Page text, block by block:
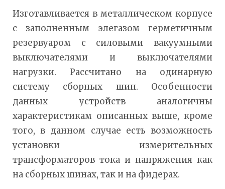
Изготавливается в металлическом корпусе
с заполненным элегазом герметичным
резервуаром с силовыми вакуумными
выключателями и выключателями
нагрузки. Рассчитано на одинарную
систему сборных шин. Особенности
данных устройств аналогичны
характеристикам описанных выше, кроме
того, в данном случае есть возможность
установки измерительных
трансформаторов тока и напряжения как
на сборных шинах, так и на фидерах.